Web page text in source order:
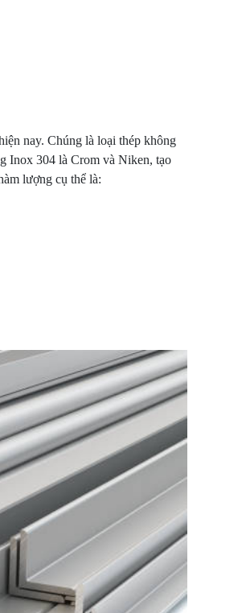
nay. Chúng là loại thép không
Inox 304 là Crom và Niken, tạo
lượng cụ thể là: